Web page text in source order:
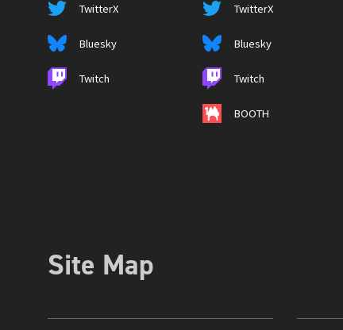
TwitterX
Bluesky
Twitch
TwitterX
Bluesky
Twitch
BOOTH
Site Map